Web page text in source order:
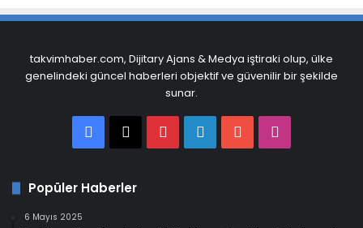
takvimhaber.com, Dijitary Ajans & Medya iştiraki olup, ülke
genelindeki güncel haberleri objektif ve güvenilir bir şekilde
sunar.
Facebook
X PinterestLinkedInYouTube
Popüler Haberler
6 Mayıs 2025